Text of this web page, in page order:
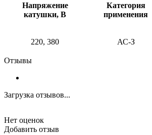
Напряжение
катушки, В
Категория
применения
220, 380 АС-З
Отзывы
Загрузка отзывов...
Нет оценок
Добавить отзыв